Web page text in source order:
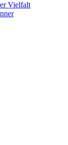
Vielfalt